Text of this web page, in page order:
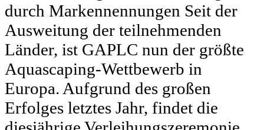
durch Markennennungen Seit der
Ausweitung der teilnehmenden
Länder, ist GAPLC nun der größte
Aquascaping-Wettbewerb in
Europa. Aufgrund des großen
Erfolges letztes Jahr, findet die